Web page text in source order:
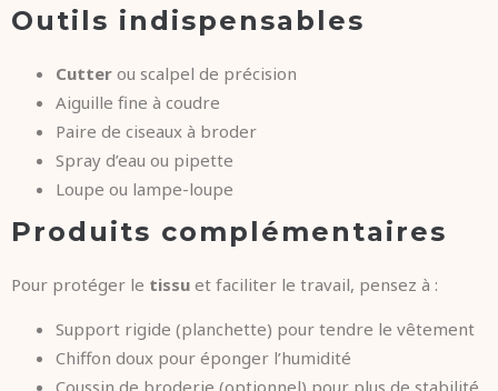
Outils indispensables
Cutter ou scalpel de précision
Aiguille fine à coudre
Paire de ciseaux à broder
Spray d’eau ou pipette
Loupe ou lampe-loupe
Produits complémentaires
Pour protéger le tissu et faciliter le travail, pensez à :
Support rigide (planchette) pour tendre le vêtement
Chiffon doux pour éponger l’humidité